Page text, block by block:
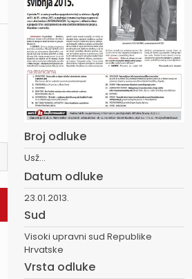
Broj odluke
Usž...
Datum odluke
23.01.2013.
Sud
Visoki upravni sud Republike
Hrvatske
Vrsta odluke